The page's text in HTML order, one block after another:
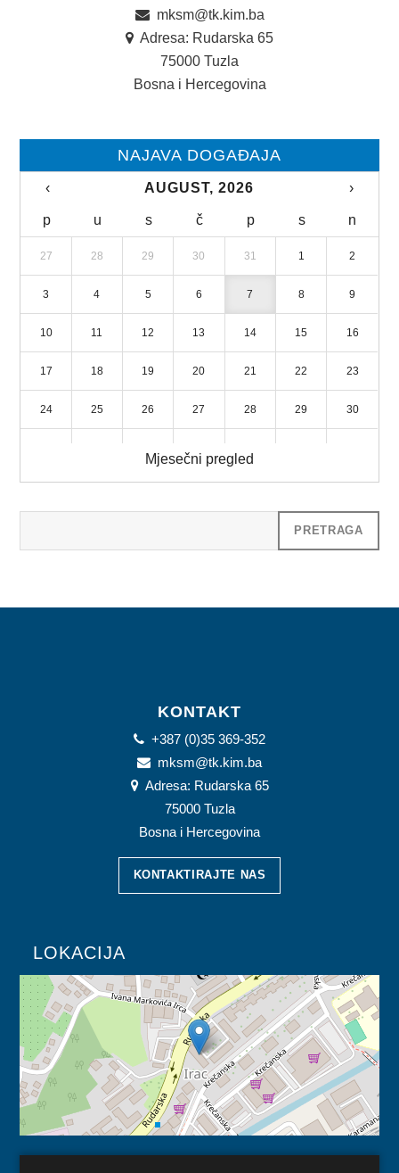
mksm@tk.kim.ba
Adresa: Rudarska 65
75000 Tuzla
Bosna i Hercegovina
NAJAVA DOGAĐAJA
‹ AUGUST, 2026 ›
p u s č p s n
27 28 29 30 31 1 2
3 4 5 6 7 8 9
10 11 12 13 14 15 16
17 18 19 20 21 22 23
24 25 26 27 28 29 30
Mjesečni pregled
KONTAKT
+387 (0)35 369-352
mksm@tk.kim.ba
Adresa: Rudarska 65
75000 Tuzla
Bosna i Hercegovina
KONTAKTIRAJTE NAS
LOKACIJA